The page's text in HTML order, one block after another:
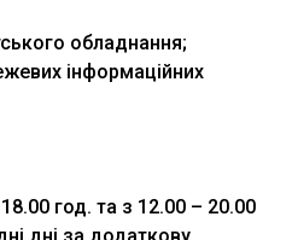
обладнання;
інформаційних
год. та з 12.00 – 20.00